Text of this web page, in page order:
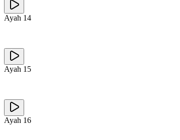
Ayah 14
Ayah 15
Ayah 16